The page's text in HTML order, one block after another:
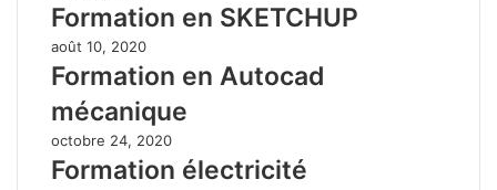
Formation en SKETCHUP
août 10, 2020
Formation en Autocad
mécanique
octobre 24, 2020
Formation électricité